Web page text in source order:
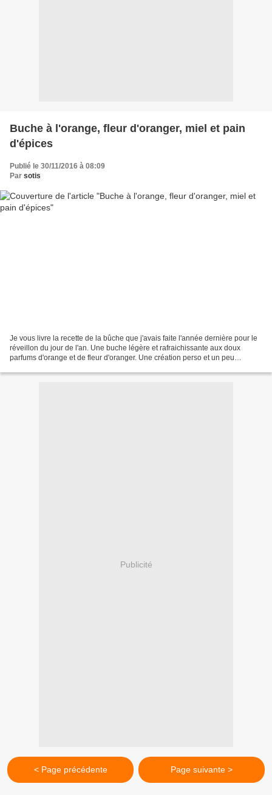
Buche à l'orange, fleur d'oranger, miel et pain
d'épices
Publié le 30/11/2016 à 08:09
Par sotis
Je vous livre la recette de la bûche que j'avais faite l'année dernière pour le
réveillon du jour de l'an. Une buche légère et rafraichissante aux doux
parfums d'orange et de fleur d'oranger. Une création perso et un peu
Publicité
< Page précédente Page suivante >